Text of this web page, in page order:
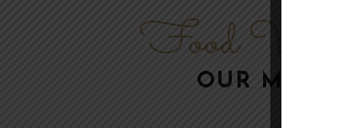
Food Varieties
OUR MENU